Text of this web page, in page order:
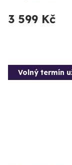
3 599 Kč
Volný termín